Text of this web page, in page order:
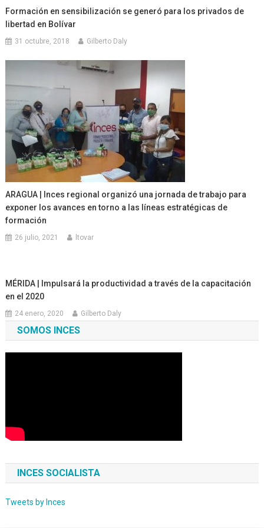
Formación en sensibilización se generó para los privados de
libertad en Bolívar
31 octubre, 2018 Gilberto Daly
ARAGUA | Inces regional organizó una jornada de trabajo para
exponer los avances en torno a las líneas estratégicas de
formación
26 julio, 2021 ltovar
MÉRIDA | Impulsará la productividad a través de la capacitación
en el 2020
24 enero, 2020 Gilberto Daly
SOMOS INCES
INCES SOCIALISTA
Tweets by Inces